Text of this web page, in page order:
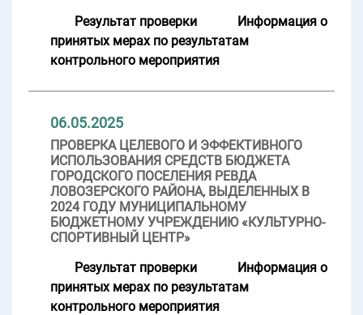
Результат проверки
Информация о
принятых мерах по результатам
контрольного мероприятия
06.05.2025
ПРОВЕРКА ЦЕЛЕВОГО И ЭФФЕКТИВНОГО
ИСПОЛЬЗОВАНИЯ СРЕДСТВ БЮДЖЕТА
ГОРОДСКОГО ПОСЕЛЕНИЯ РЕВДА
ЛОВОЗЕРСКОГО РАЙОНА, ВЫДЕЛЕННЫХ В
2024 ГОДУ МУНИЦИПАЛЬНОМУ
БЮДЖЕТНОМУ УЧРЕЖДЕНИЮ «КУЛЬТУРНО-
СПОРТИВНЫЙ ЦЕНТР»
Результат проверки
Информация о
принятых мерах по результатам
контрольного мероприятия